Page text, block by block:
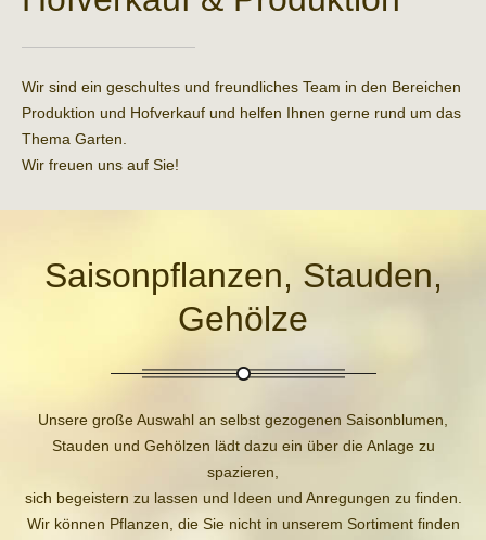
Wir sind ein geschultes und freundliches Team in den Bereichen
Produktion und Hofverkauf und helfen Ihnen gerne rund um das
Thema Garten.
Wir freuen uns auf Sie!
Saison­pflanzen, Stauden,
Gehölze
Unsere große Auswahl an selbst gezogenen Saisonblumen,
Stauden und Gehölzen lädt dazu ein über die Anlage zu
spazieren,
sich begeistern zu lassen und Ideen und Anregungen zu finden.
Wir können Pflanzen, die Sie nicht in unserem Sortiment finden